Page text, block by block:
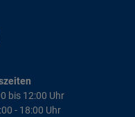
bis 12:00 Uhr
- 18:00 Uhr